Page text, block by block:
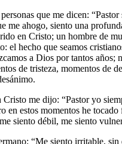
que me dicen:
me ahogo, siento una
en Cristo; un hombre de
el hecho que seamos
a Dios por tantos años;
de tristeza, momentos de
Cristo me dijo: “Pastor yo
en estos momentos he
siento débil, me siento
“Me siento irritable, sin